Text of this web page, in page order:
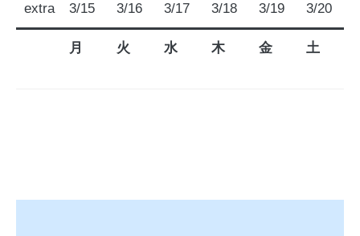
extra 3/15 3/16 3/17 3/18 3/19 3/20
月 火 水 木 金 土